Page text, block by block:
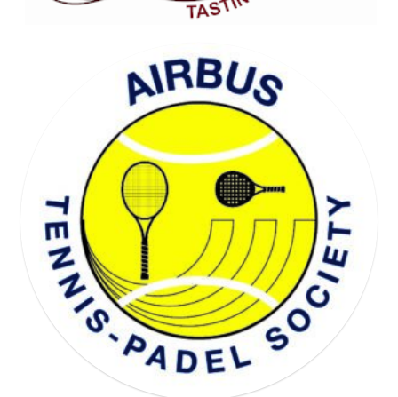
WELL BEING SOCIETY